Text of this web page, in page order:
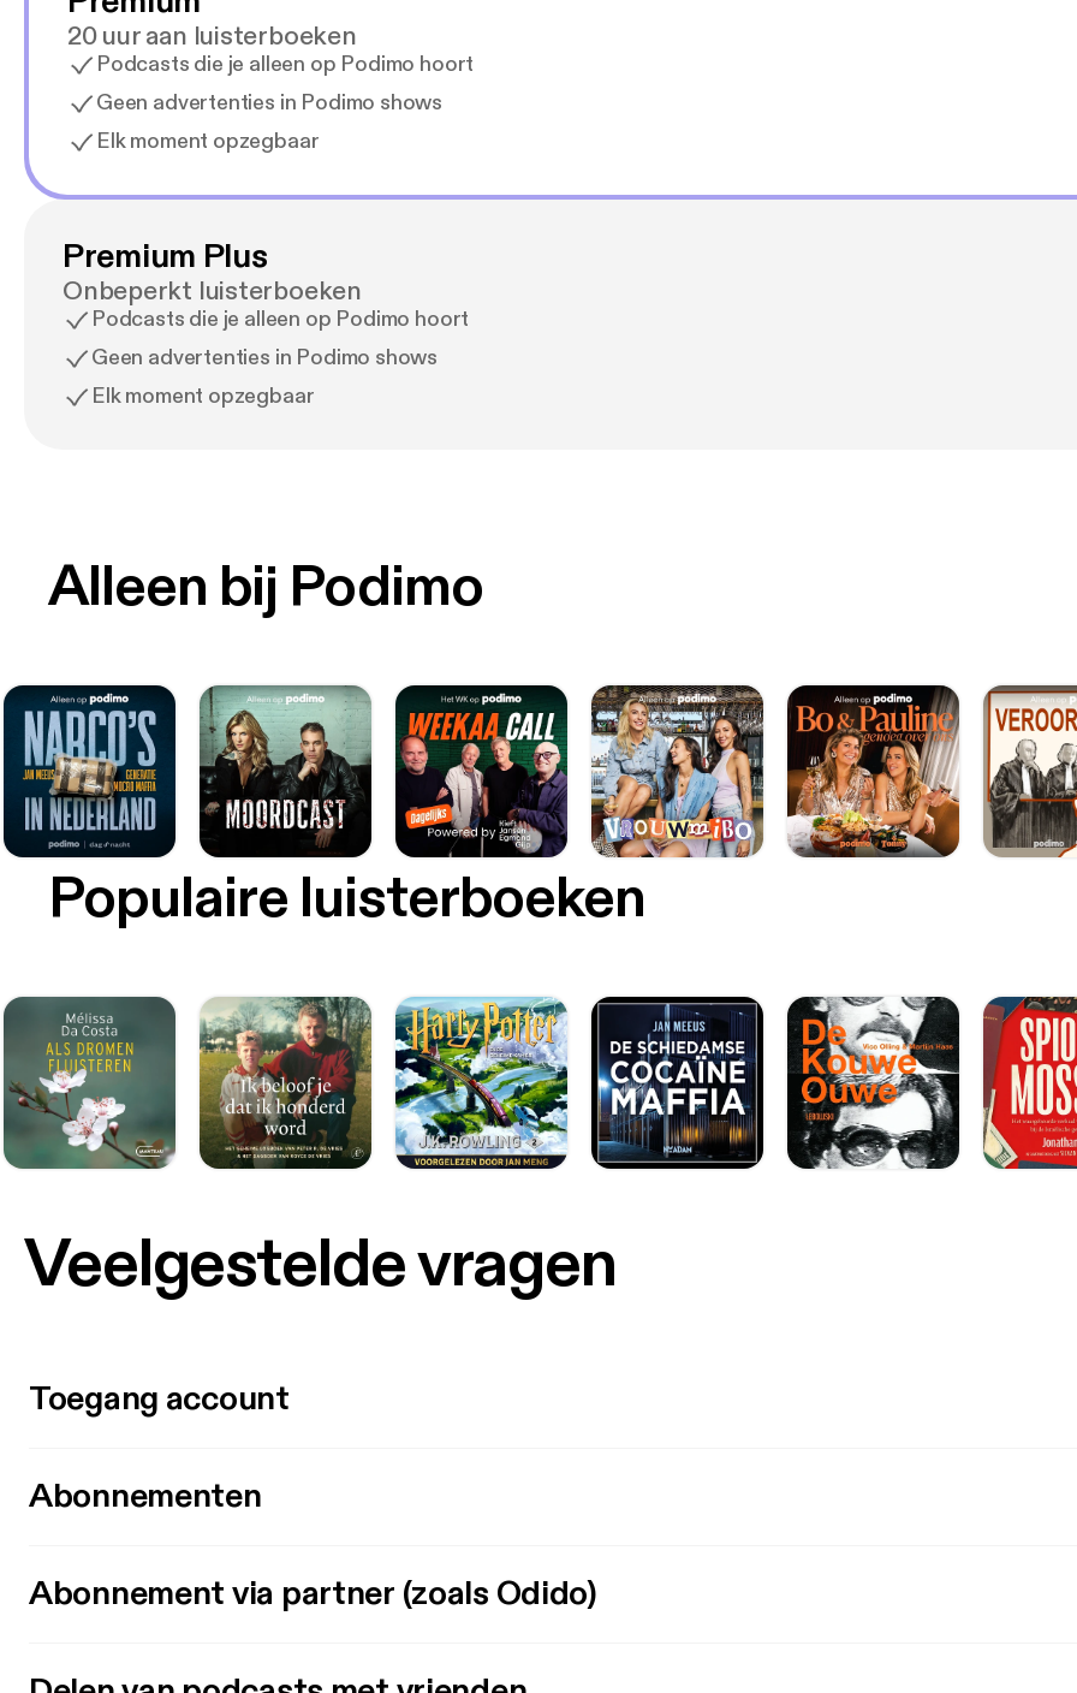
20 uur aan luisterboeken
Podcasts die je alleen op Podimo hoort
Geen advertenties in Podimo shows
Elk moment opzegbaar
Premium Plus
Onbeperkt luisterboeken
Podcasts die je alleen op Podimo hoort
Geen advertenties in Podimo shows
Elk moment opzegbaar
Alleen bij Podimo
Populaire luisterboeken
Veelgestelde vragen
Toegang account
Abonnementen
Abonnement via partner (zoals Odido)